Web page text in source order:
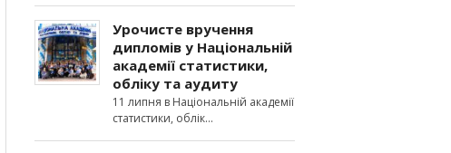
Урочисте вручення
дипломів у Національній
академії статистики,
обліку та аудиту
11 липня в Національній академії
статистики, облік